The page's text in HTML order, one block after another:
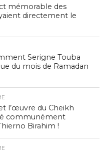
mémorable des
directement le
Serigne Touba
du mois de Ramadan
l’œuvre du Cheikh
communément
Birahim !